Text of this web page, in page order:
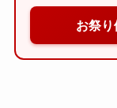
お祭